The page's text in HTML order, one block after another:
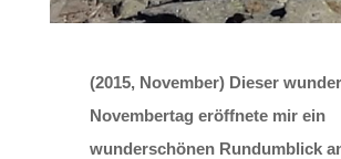
(2015, November) Dieser
Novembertag eröffnete mir ein
wunderschönen Rundumblick